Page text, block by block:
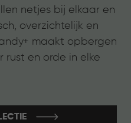
netjes bij elkaar en
overzichtelijk en
maakt opbergen
rust en orde in elke